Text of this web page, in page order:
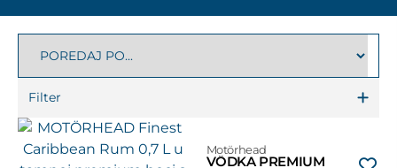
Filter
Motörhead
VÖDKA PREMIUM